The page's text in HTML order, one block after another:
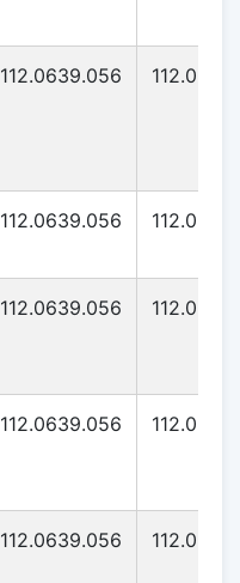
112.0639.056
112.0639.056
112.0639.056
112.0639.056
112.0639.056